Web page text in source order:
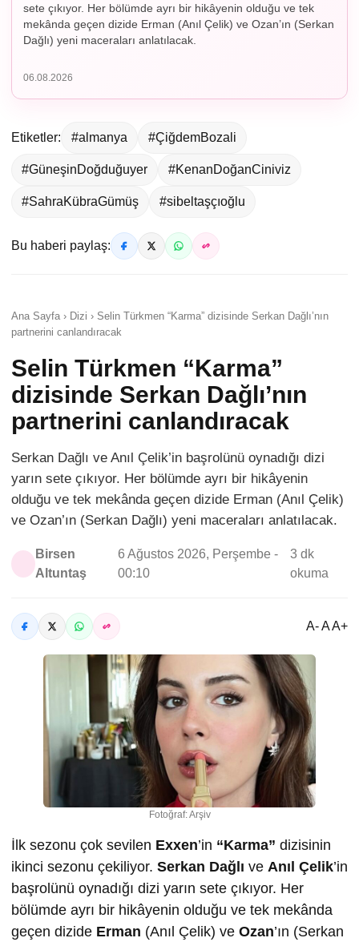
sete çıkıyor. Her bölümde ayrı bir hikâyenin olduğu ve tek
mekânda geçen dizide Erman (Anıl Çelik) ve Ozan’ın (Serkan
Dağlı) yeni maceraları anlatılacak.
06.08.2026
Etiketler: #almanya #ÇiğdemBozali
#GüneşinDoğduğuyer #KenanDoğanCiniviz
#SahraKübraGümüş #sibeltaşçıoğlu
Bu haberi paylaş:
Ana Sayfa › Dizi › Selin Türkmen “Karma” dizisinde Serkan Dağlı’nın
partnerini canlandıracak
Selin Türkmen “Karma”
dizisinde Serkan Dağlı’nın
partnerini canlandıracak
Serkan Dağlı ve Anıl Çelik’in başrolünü oynadığı dizi
yarın sete çıkıyor. Her bölümde ayrı bir hikâyenin
olduğu ve tek mekânda geçen dizide Erman (Anıl Çelik)
ve Ozan’ın (Serkan Dağlı) yeni maceraları anlatılacak.
Birsen
Altuntaş
6 Ağustos 2026, Perşembe -
00:10
3 dk
okuma
A- A A+
Fotoğraf: Arşiv
İlk sezonu çok sevilen Exxen’in “Karma” dizisinin
ikinci sezonu çekiliyor. Serkan Dağlı ve Anıl Çelik’in
başrolünü oynadığı dizi yarın sete çıkıyor. Her
bölümde ayrı bir hikâyenin olduğu ve tek mekânda
geçen dizide Erman (Anıl Çelik) ve Ozan’ın (Serkan